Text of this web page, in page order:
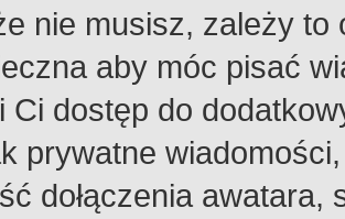
nie musisz, zależy
aby móc pisać
Ci dostęp do
prywatne
dołączenia